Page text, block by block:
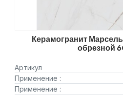
Керамогранит
обрезной
Артикул
Применение :
Применение :